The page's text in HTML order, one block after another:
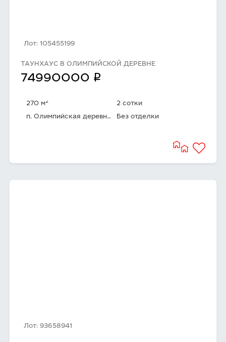
Лот: 105455199
ТАУНХАУС В ОЛИМПИЙСКОЙ ДЕРЕВНЕ
74990000 q
270 м2
2 сотки
п. Олимпийская деревня Новогорск
Без отделки
Лот: 93658941